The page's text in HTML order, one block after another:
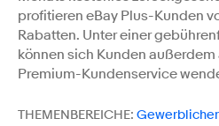
profitieren eBay Plus-Kunden
Rabatten. Unter einer
können sich Kunden
Premium-Kundenservice
THEMENBEREICHE: